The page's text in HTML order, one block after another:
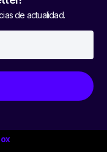
de actualidad.